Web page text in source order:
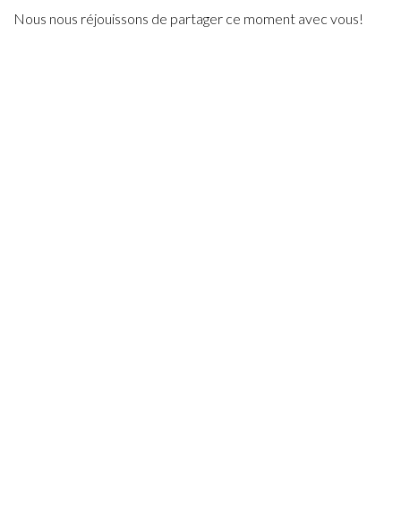
Nous nous réjouissons de partager ce moment avec vous!